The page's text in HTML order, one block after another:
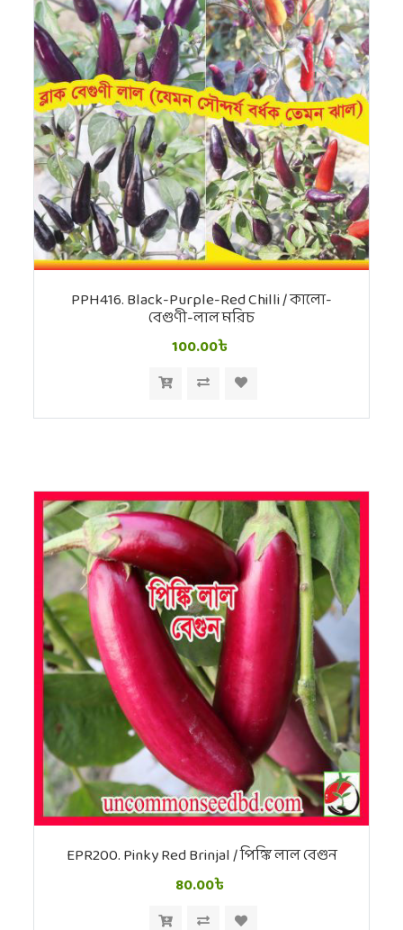
PPH416. Black-Purple-Red Chilli / কালো-
বেগুণী-লাল মরিচ
100.00৳
EPR200. Pinky Red Brinjal / পিঙ্কি লাল বেগুন
80.00৳